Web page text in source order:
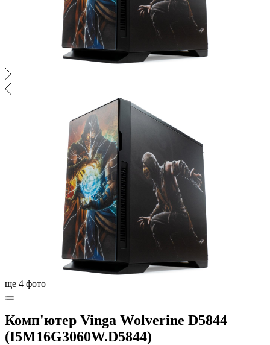
ще 4 фото
Комп'ютер Vinga Wolverine D5844
(I5M16G3060W.D5844)